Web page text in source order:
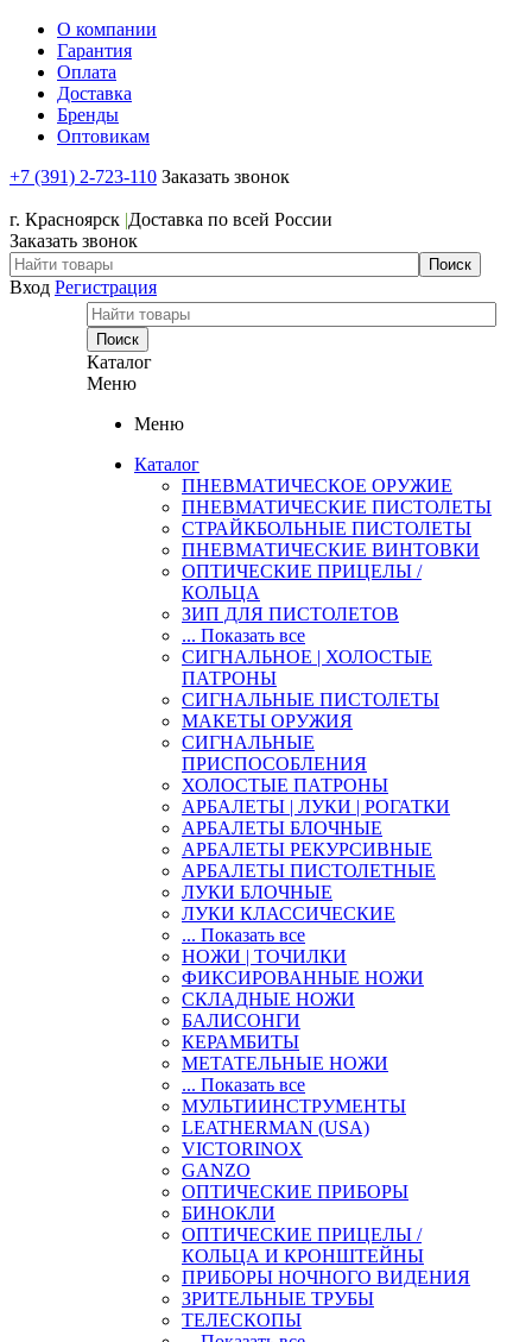
О компании
Гарантия
Оплата
Доставка
Бренды
Оптовикам
+7 (391) 2-723-110 Заказать звонок
г. Красноярск |Доставка по всей России
Заказать звонок
Вход Регистрация
Каталог
Меню
Меню
Каталог
ПНЕВМАТИЧЕСКОЕ ОРУЖИЕ
ПНЕВМАТИЧЕСКИЕ ПИСТОЛЕТЫ
СТРАЙКБОЛЬНЫЕ ПИСТОЛЕТЫ
ПНЕВМАТИЧЕСКИЕ ВИНТОВКИ
ОПТИЧЕСКИЕ ПРИЦЕЛЫ /
КОЛЬЦА
ЗИП ДЛЯ ПИСТОЛЕТОВ
... Показать все
СИГНАЛЬНОЕ | ХОЛОСТЫЕ
ПАТРОНЫ
СИГНАЛЬНЫЕ ПИСТОЛЕТЫ
МАКЕТЫ ОРУЖИЯ
СИГНАЛЬНЫЕ
ПРИСПОСОБЛЕНИЯ
ХОЛОСТЫЕ ПАТРОНЫ
АРБАЛЕТЫ | ЛУКИ | РОГАТКИ
АРБАЛЕТЫ БЛОЧНЫЕ
АРБАЛЕТЫ РЕКУРСИВНЫЕ
АРБАЛЕТЫ ПИСТОЛЕТНЫЕ
ЛУКИ БЛОЧНЫЕ
ЛУКИ КЛАССИЧЕСКИЕ
... Показать все
НОЖИ | ТОЧИЛКИ
ФИКСИРОВАННЫЕ НОЖИ
СКЛАДНЫЕ НОЖИ
БАЛИСОНГИ
КЕРАМБИТЫ
МЕТАТЕЛЬНЫЕ НОЖИ
... Показать все
МУЛЬТИИНСТРУМЕНТЫ
LEATHERMAN (USA)
VICTORINOX
GANZO
ОПТИЧЕСКИЕ ПРИБОРЫ
БИНОКЛИ
ОПТИЧЕСКИЕ ПРИЦЕЛЫ /
КОЛЬЦА И КРОНШТЕЙНЫ
ПРИБОРЫ НОЧНОГО ВИДЕНИЯ
ЗРИТЕЛЬНЫЕ ТРУБЫ
ТЕЛЕСКОПЫ